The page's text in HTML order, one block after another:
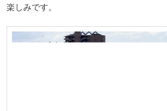
楽しみです。